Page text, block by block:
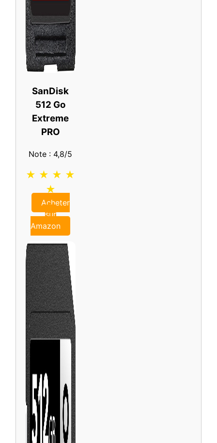
SanDisk
512 Go
Extreme
PRO
Note : 4,8/5
★ ★ ★ ★
★
Acheter
sur
Amazon